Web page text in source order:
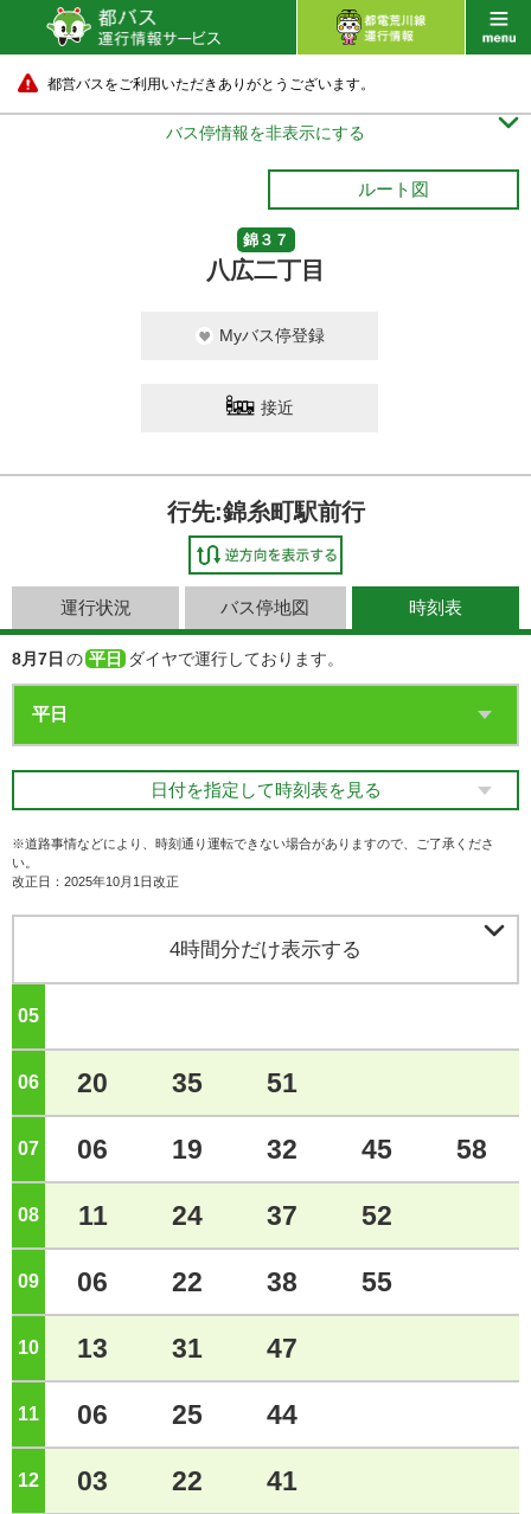
都営バスをご利用いただきありがとうございます。
バス停情報を非表示にする 
ルート図
錦３７
八広二丁目
Myバス停登録
接近
行先:錦糸町駅前行
運行状況 バス停地図 時刻表
8月7日 の 平日 ダイヤで運行しております。
日付を指定して時刻表を見る
※道路事情などにより、時刻通り運転できない場合がありますので、ご了承くださ
い。
改正日：2025年10月1日改正
4時間分だけ表示する 
05
06 20 35 51
07 06 19 32 45 58
08 11 24 37 52
09 06 22 38 55
10 13 31 47
11 06 25 44
12 03 22 41